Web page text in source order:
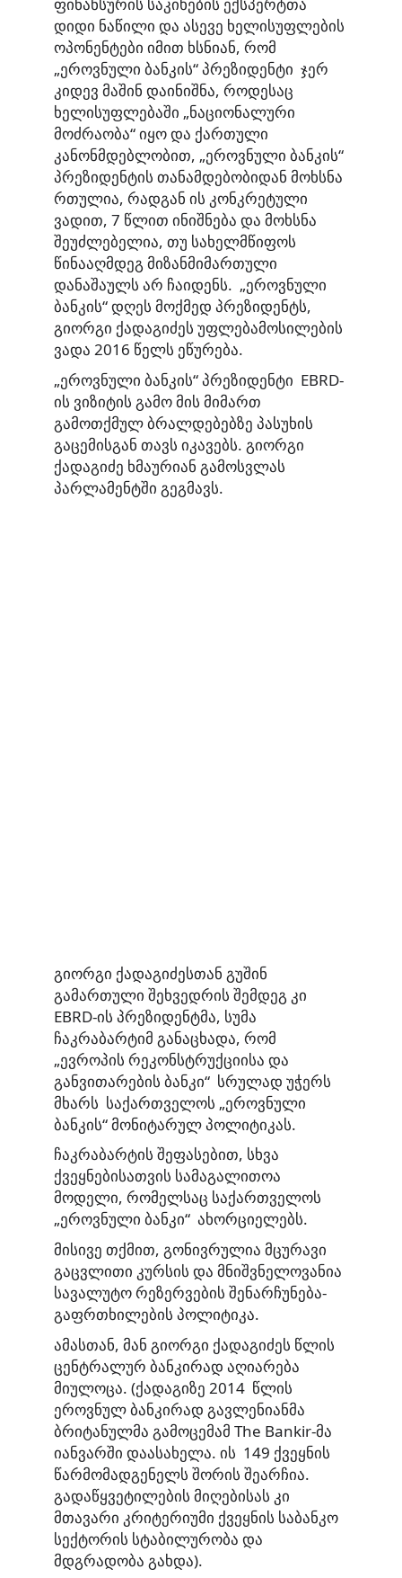
ფინანსურის საკიხების ექსპერტთა
დიდი ნაწილი და ასევე ხელისუფლების
ოპონენტები იმით ხსნიან, რომ
„ეროვნული ბანკის“ პრეზიდენტი ჯერ
კიდევ მაშინ დაინიშნა, როდესაც
ხელისუფლებაში „ნაციონალური
მოძრაობა“ იყო და ქართული
კანონმდებლობით, „ეროვნული ბანკის“
პრეზიდენტის თანამდებობიდან მოხსნა
რთულია, რადგან ის კონკრეტული
ვადით, 7 წლით ინიშნება და მოხსნა
შეუძლებელია, თუ სახელმწიფოს
წინააღმდეგ მიზანმიმართული
დანაშაულს არ ჩაიდენს. „ეროვნული
ბანკის“ დღეს მოქმედ პრეზიდენტს,
გიორგი ქადაგიძეს უფლებამოსილების
ვადა 2016 წელს ეწურება.
„ეროვნული ბანკის“ პრეზიდენტი EBRD-
ის ვიზიტის გამო მის მიმართ
გამოთქმულ ბრალდებებზე პასუხის
გაცემისგან თავს იკავებს. გიორგი
ქადაგიძე ხმაურიან გამოსვლას
პარლამენტში გეგმავს.
გიორგი ქადაგიძესთან გუშინ
გამართული შეხვედრის შემდეგ კი
EBRD-ის პრეზიდენტმა, სუმა
ჩაკრაბარტიმ განაცხადა, რომ
„ევროპის რეკონსტრუქციისა და
განვითარების ბანკი“ სრულად უჭერს
მხარს საქართველოს „ეროვნული
ბანკის“ მონიტარულ პოლიტიკას.
ჩაკრაბარტის შეფასებით, სხვა
ქვეყნებისათვის სამაგალითოა
მოდელი, რომელსაც საქართველოს
„ეროვნული ბანკი“ ახორციელებს.
მისივე თქმით, გონივრულია მცურავი
გაცვლითი კურსის და მნიშვნელოვანია
სავალუტო რეზერვების შენარჩუნება-
გაფრთხილების პოლიტიკა.
ამასთან, მან გიორგი ქადაგიძეს წლის
ცენტრალურ ბანკირად აღიარება
მიულოცა. (ქადაგიზე 2014 წლის
ეროვნულ ბანკირად გავლენიანმა
ბრიტანულმა გამოცემამ The Bankir-მა
იანვარში დაასახელა. ის 149 ქვეყნის
წარმომადგენელს შორის შეარჩია.
გადაწყვეტილების მიღებისას კი
მთავარი კრიტერიუმი ქვეყნის საბანკო
სექტორის სტაბილურობა და
მდგრადობა გახდა).